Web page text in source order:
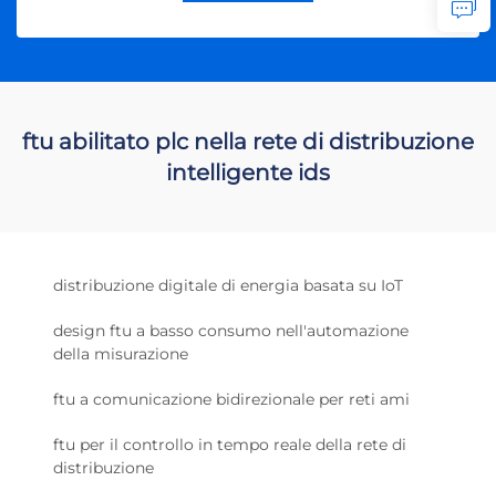
ftu abilitato plc nella rete di distribuzione
intelligente ids
distribuzione digitale di energia basata su IoT
design ftu a basso consumo nell'automazione
della misurazione
ftu a comunicazione bidirezionale per reti ami
ftu per il controllo in tempo reale della rete di
distribuzione